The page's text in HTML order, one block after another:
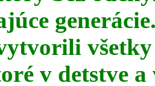
v detstve